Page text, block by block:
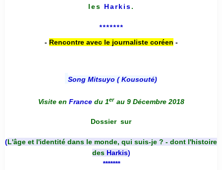
les Harkis.
*******
- Rencontre avec le journaliste coréen -
Song Mitsuyo ( Kousouté)
Visite en France du 1er au 9 Décembre 2018
Dossier sur
(L'âge et l'identité dans le monde, qui suis-je ? - dont l'histoire
des Harkis)
*******